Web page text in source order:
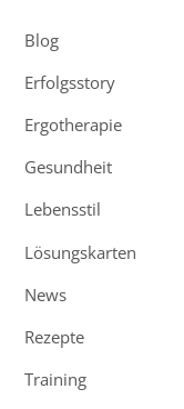
Blog
Erfolgsstory
Ergotherapie
Gesundheit
Lebensstil
Lösungskarten
News
Rezepte
Training